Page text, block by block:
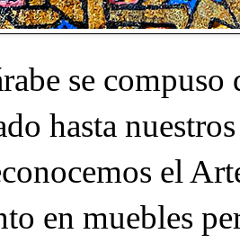
se
hasta
el
en muebles